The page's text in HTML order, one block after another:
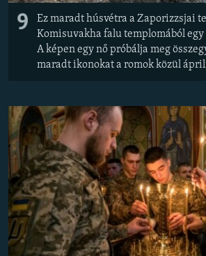
Valamennyi RFE/RL weboldal
9
Ez maradt húsvétra a Zaporizzsjai
Komisuvakha falu templomából
A képen egy nő próbálja meg
maradt ikonokat a romok közül